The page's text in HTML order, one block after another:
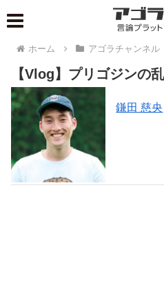
ホーム アゴラチャンネル
【Vlog】プリゴジンの
鎌田 慈央